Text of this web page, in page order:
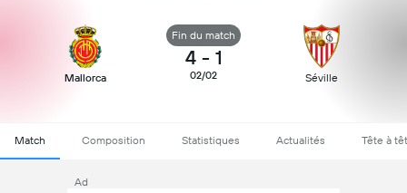
Mallorca
Fin du match
4 - 1
02/02 Séville
Match Composition Statistiques Actualités Tête à
Ad